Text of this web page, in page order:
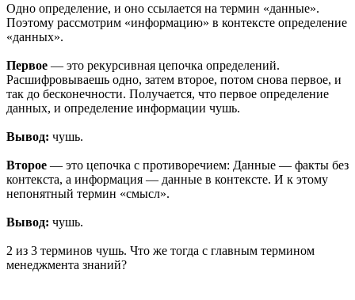
Одно определение, и оно ссылается на термин «данные».
Поэтому рассмотрим «информацию» в контексте определение
«данных».
Первое — это рекурсивная цепочка определений.
Расшифровываешь одно, затем второе, потом снова первое, и
так до бесконечности. Получается, что первое определение
данных, и определение информации чушь.
Вывод: чушь.
Второе — это цепочка с противоречием: Данные — факты без
контекста, а информация — данные в контексте. И к этому
непонятный термин «смысл».
Вывод: чушь.
2 из 3 терминов чушь. Что же тогда с главным термином
менеджмента знаний?